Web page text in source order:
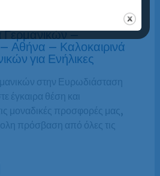
Γερμανικών –
Αθήνα – Καλοκαιρινά
για Ενήλικες
στην Ευρωδιάσταση
έγκαιρα θέση και
μοναδικές προσφορές μας,
πρόσβαση από όλες τις